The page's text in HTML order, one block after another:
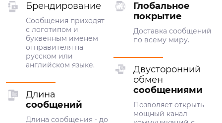
Брендирование
Сообщения приходят
с логотипом и
буквенным именем
отправителя на
русском или
английском языке.
Длина
сообщений
Длина сообщения - до
Глобальное
покрытие
Доставка сообщений
по всему миру.
Двусторонний
обмен
сообщениями
Позволяет открыть
мощный канал